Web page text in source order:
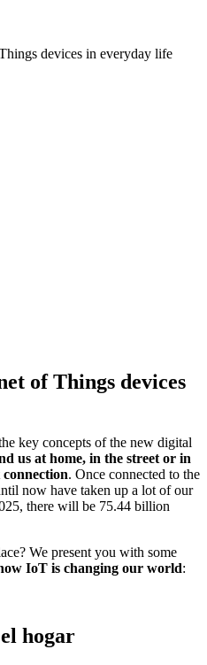
devices in everyday life
of Things devices
key concepts of the new digital
us at home, in the street or in
. Once connected to the
now have taken up a lot of our
there will be 75.44 billion
We present you with some
IoT is changing our world:
hogar